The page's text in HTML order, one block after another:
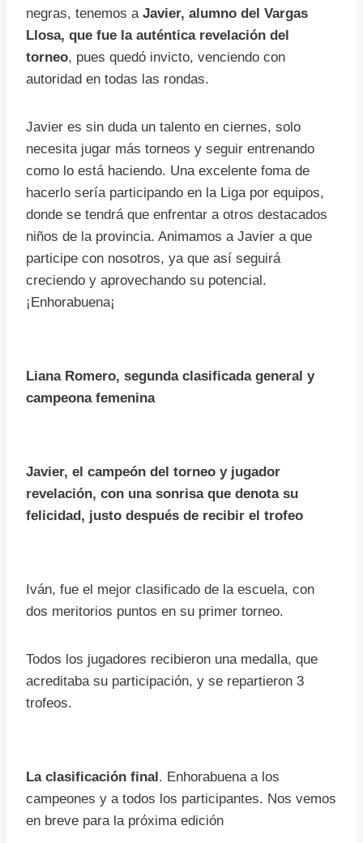
negras, tenemos a Javier, alumno del Vargas
Llosa, que fue la auténtica revelación del
torneo, pues quedó invicto, venciendo con
autoridad en todas las rondas.
Javier es sin duda un talento en ciernes, solo
necesita jugar más torneos y seguir entrenando
como lo está haciendo. Una excelente foma de
hacerlo sería participando en la Liga por equipos,
donde se tendrá que enfrentar a otros destacados
niños de la provincia. Animamos a Javier a que
participe con nosotros, ya que así seguirá
creciendo y aprovechando su potencial.
¡Enhorabuena¡
Liana Romero, segunda clasificada general y
campeona femenina
Javier, el campeón del torneo y jugador
revelación, con una sonrisa que denota su
felicidad, justo después de recibir el trofeo
Iván, fue el mejor clasificado de la escuela, con
dos meritorios puntos en su primer torneo.
Todos los jugadores recibieron una medalla, que
acreditaba su participación, y se repartieron 3
trofeos.
La clasificación final. Enhorabuena a los
campeones y a todos los participantes. Nos vemos
en breve para la próxima edición